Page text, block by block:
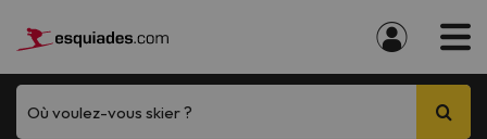
Où voulez-vous skier ?